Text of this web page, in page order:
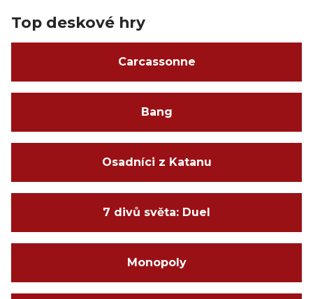
Top deskové hry
Carcassonne
Bang
Osadníci z Katanu
7 divů světa: Duel
Monopoly